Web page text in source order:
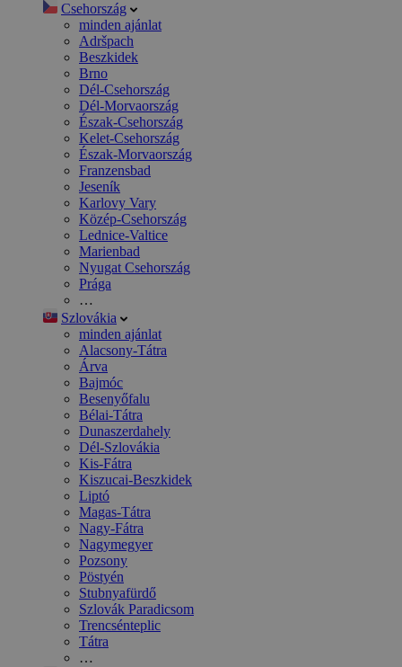
Csehország
minden ajánlat
Adršpach
Beszkidek
Brno
Dél-Csehország
Dél-Morvaország
Észak-Csehország
Kelet-Csehország
Észak-Morvaország
Franzensbad
Jeseník
Karlovy Vary
Közép-Csehország
Lednice-Valtice
Marienbad
Nyugat Csehország
Prága
…
Szlovákia
minden ajánlat
Alacsony-Tátra
Árva
Bajmóc
Besenyőfalu
Bélai-Tátra
Dunaszerdahely
Dél-Szlovákia
Kis-Fátra
Kiszucai-Beszkidek
Liptó
Magas-Tátra
Nagy-Fátra
Nagymegyer
Pozsony
Pöstyén
Stubnyafürdő
Szlovák Paradicsom
Trencsénteplic
Tátra
…